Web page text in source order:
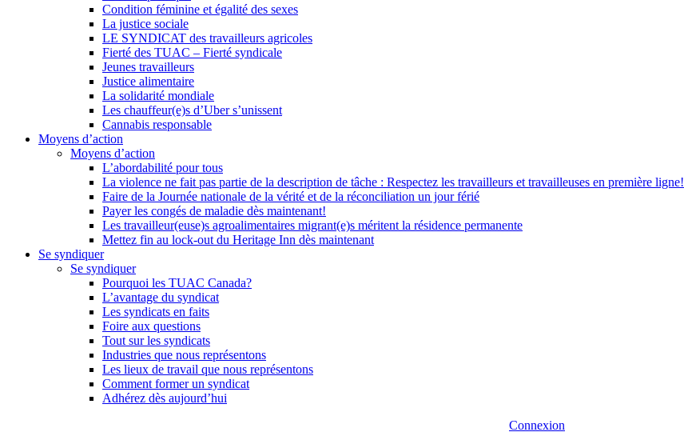
Condition féminine et égalité des sexes
La justice sociale
LE SYNDICAT des travailleurs agricoles
Fierté des TUAC – Fierté syndicale
Jeunes travailleurs
Justice alimentaire
La solidarité mondiale
Les chauffeur(e)s d’Uber s’unissent
Cannabis responsable
Moyens d’action
Moyens d’action
L’abordabilité pour tous
La violence ne fait pas partie de la description de tâche : Respectez les travailleurs et travailleuses en première ligne!
Faire de la Journée nationale de la vérité et de la réconciliation un jour férié
Payer les congés de maladie dès maintenant!
Les travailleur(euse)s agroalimentaires migrant(e)s méritent la résidence permanente
Mettez fin au lock-out du Heritage Inn dès maintenant
Se syndiquer
Se syndiquer
Pourquoi les TUAC Canada?
L’avantage du syndicat
Les syndicats en faits
Foire aux questions
Tout sur les syndicats
Industries que nous représentons
Les lieux de travail que nous représentons
Comment former un syndicat
Adhérez dès aujourd’hui
Connexion